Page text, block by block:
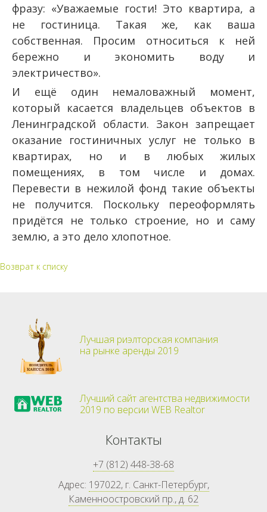
фразу: «Уважаемые гости! Это квартира, а
не гостиница. Такая же, как ваша
собственная. Просим относиться к ней
бережно и экономить воду и
электричество».
И ещё один немаловажный момент,
который касается владельцев объектов в
Ленинградской области. Закон запрещает
оказание гостиничных услуг не только в
квартирах, но и в любых жилых
помещениях, в том числе и домах.
Перевести в нежилой фонд такие объекты
не получится. Поскольку переоформлять
придётся не только строение, но и саму
землю, а это дело хлопотное.
Возврат к списку
Лучшая риэлторская компания
на рынке аренды 2019
Лучший сайт агентства недвижимости
2019 по версии WEB Realtor
Контакты
+7 (812) 448-38-68
Адрес: 197022, г. Санкт-Петербург,
Каменноостровский пр., д. 62